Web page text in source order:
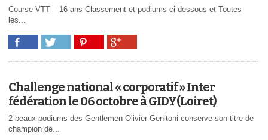
Course VTT – 16 ans Classement et podiums ci dessous et Toutes
les...
Challenge national « corporatif » Inter
fédération le 06 octobre à GIDY(Loiret)
2 beaux podiums des Gentlemen Olivier Genitoni conserve son titre de
champion de...